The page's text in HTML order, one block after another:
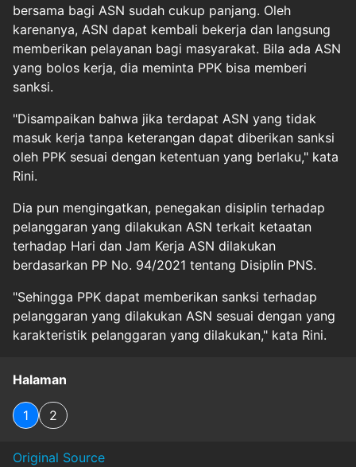
bersama bagi ASN sudah cukup panjang. Oleh
karenanya, ASN dapat kembali bekerja dan langsung
memberikan pelayanan bagi masyarakat. Bila ada ASN
yang bolos kerja, dia meminta PPK bisa memberi
sanksi.
"Disampaikan bahwa jika terdapat ASN yang tidak
masuk kerja tanpa keterangan dapat diberikan sanksi
oleh PPK sesuai dengan ketentuan yang berlaku," kata
Rini.
Dia pun mengingatkan, penegakan disiplin terhadap
pelanggaran yang dilakukan ASN terkait ketaatan
terhadap Hari dan Jam Kerja ASN dilakukan
berdasarkan PP No. 94/2021 tentang Disiplin PNS.
"Sehingga PPK dapat memberikan sanksi terhadap
pelanggaran yang dilakukan ASN sesuai dengan yang
karakteristik pelanggaran yang dilakukan," kata Rini.
Halaman
1 2
Original Source